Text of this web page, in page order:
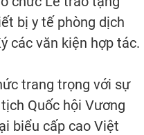
bị y tế phòng dịch
các văn kiện hợp tác.
trang trọng với sự
Quốc hội Vương
biểu cấp cao Việt